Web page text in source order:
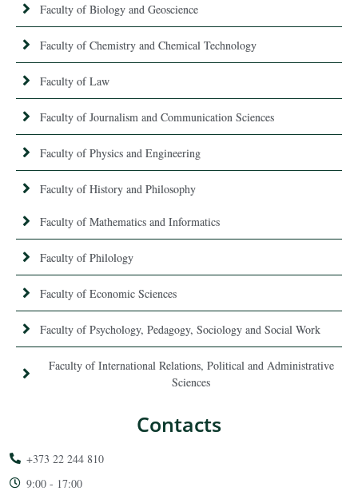
Faculty of Biology and Geoscience
Faculty of Chemistry and Chemical Technology
Faculty of Law
Faculty of Journalism and Communication Sciences
Faculty of Physics and Engineering
Faculty of History and Philosophy
Faculty of Mathematics and Informatics
Faculty of Philology
Faculty of Economic Sciences
Faculty of Psychology, Pedagogy, Sociology and Social Work
Faculty of International Relations, Political and Administrative
Sciences
Contacts
+373 22 244 810
9:00 - 17:00